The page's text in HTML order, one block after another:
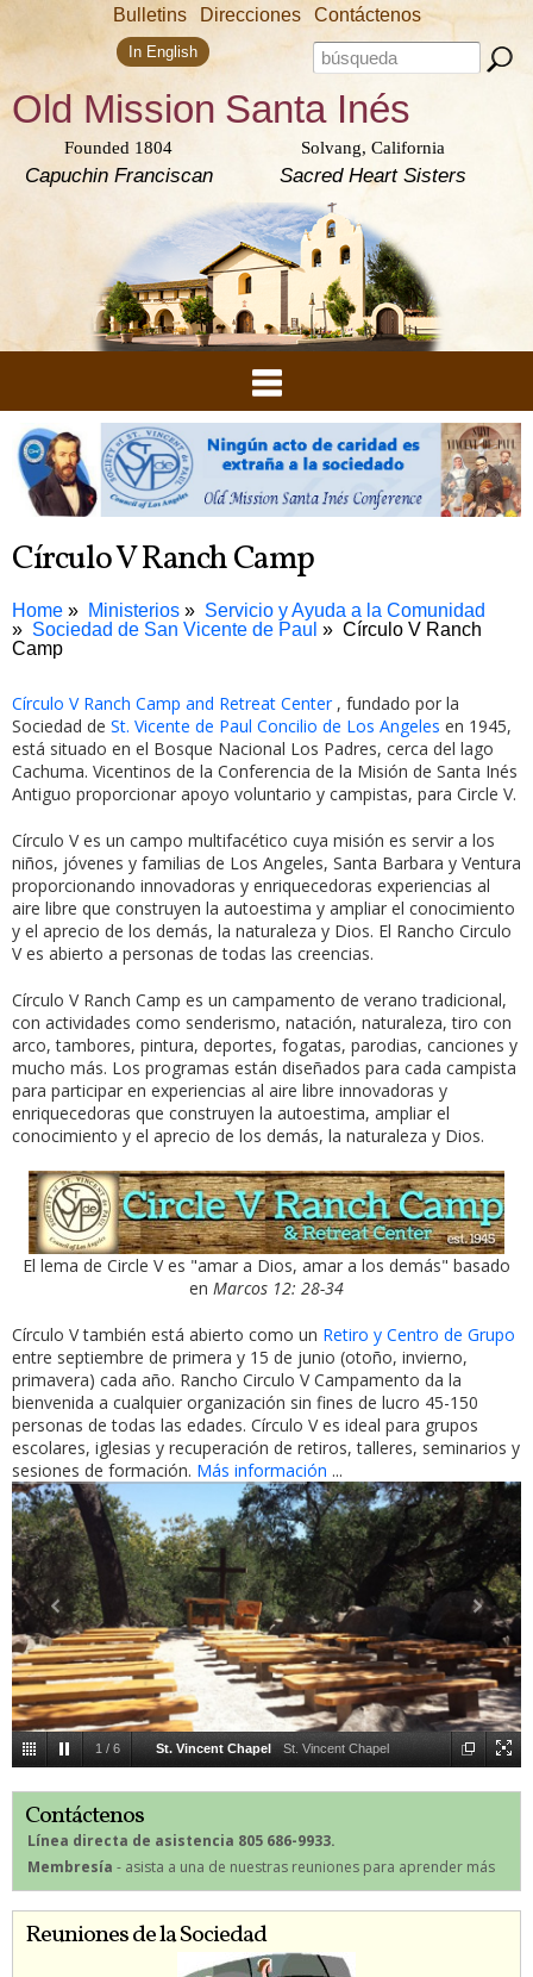
Skip to
content
Bulletins Direcciones Contáctenos
Search form
Search this site
In English
Old Mission
Founded 1804
Capuchin Franciscan
Santa Inés
Solvang, California
Sacred Heart Sisters
Círculo V Ranch Camp
Home Ministerios
Servicio y Ayuda a la Comunidad
Sociedad de San Vicente de Paul
Círculo V Ranch
Camp
Círculo V Ranch Camp and Retreat Center, fundado por la
Sociedad de St. Vicente de Paul Concilio de Los Angeles en 1945,
está situado en el Bosque Nacional Los Padres, cerca del lago
Cachuma. Vicentinos de la Conferencia de la Misión de Santa Inés
Antiguo proporcionar apoyo voluntario y campistas, para Circle V.
Círculo V es un campo multifacético cuya misión es servir a los
niños, jóvenes y familias de Los Angeles, Santa Barbara y Ventura
proporcionando innovadoras y enriquecedoras experiencias al
aire libre que construyen la autoestima y ampliar el conocimiento
y el aprecio de los demás, la naturaleza y Dios. El Rancho Circulo
V es abierto a personas de todas las creencias.
Círculo V Ranch Camp es un campamento de verano tradicional,
con actividades como senderismo, natación, naturaleza, tiro con
arco, tambores, pintura, deportes, fogatas, parodias, canciones y
mucho más. Los programas están diseñados para cada campista
para participar en experiencias al aire libre innovadoras y
enriquecedoras que construyen la autoestima, ampliar el
conocimiento y el aprecio de los demás, la naturaleza y Dios.
El lema de Circle V es "amar a Dios, amar a los demás" basado
en Marcos 12: 28-34
Círculo V también está abierto como un Retiro y Centro de Grupo
entre septiembre de primera y 15 de junio (otoño, invierno,
primavera) cada año. Rancho Circulo V Campamento da la
bienvenida a cualquier organización sin fines de lucro 45-150
personas de todas las edades. Círculo V es ideal para grupos
escolares, iglesias y recuperación de retiros, talleres, seminarios y
sesiones de formación. Más información ...
1 / 6 St. Vincent Chapel St. Vincent Chapel
Contáctenos
Línea directa de asistencia 805 686-9933.
Membresía - asista a una de nuestras reuniones para aprender más
Reuniones de la Sociedad